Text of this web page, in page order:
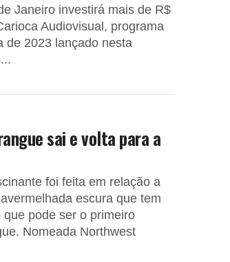
Janeiro investirá mais de R$
Audiovisual, programa
de 2023 lançado nesta
sai e volta para a
foi feita em relação a
escura que tem
pode ser o primeiro
Nomeada Northwest